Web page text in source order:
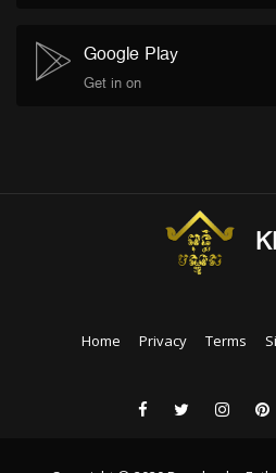
Google Play
Get in on
Home Privacy Terms